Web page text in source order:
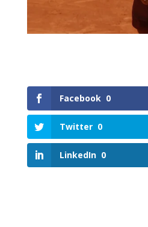
Facebook 0
Twitter 0
LinkedIn 0